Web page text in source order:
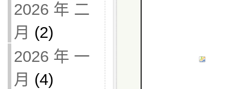
2026 年 二
月 (2)
2026 年 一
月 (4)